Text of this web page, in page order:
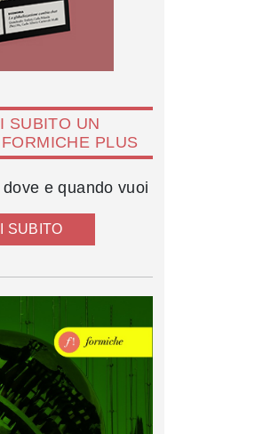
SUBITO UN
PLUS
e quando vuoi
SUBITO